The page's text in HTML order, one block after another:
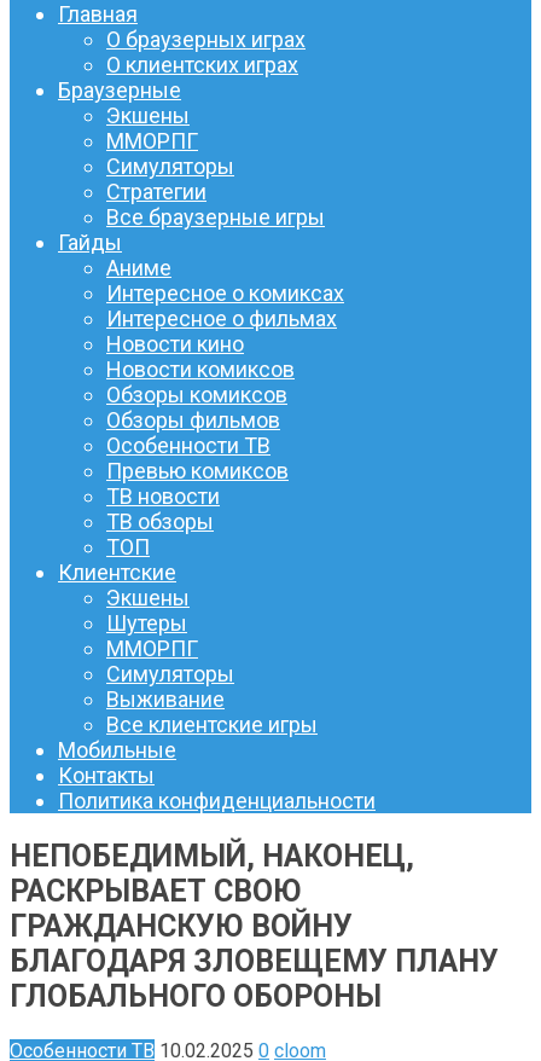
Главная
О браузерных играх
О клиентских играх
Браузерные
Экшены
ММОРПГ
Симуляторы
Стратегии
Все браузерные игры
Гайды
Аниме
Интересное о комиксах
Интересное о фильмах
Новости кино
Новости комиксов
Обзоры комиксов
Обзоры фильмов
Особенности ТВ
Превью комиксов
ТВ новости
ТВ обзоры
ТОП
Клиентские
Экшены
Шутеры
ММОРПГ
Симуляторы
Выживание
Все клиентские игры
Мобильные
Контакты
Политика конфиденциальности
НЕПОБЕДИМЫЙ, НАКОНЕЦ,
РАСКРЫВАЕТ СВОЮ
ГРАЖДАНСКУЮ ВОЙНУ
БЛАГОДАРЯ ЗЛОВЕЩЕМУ ПЛАНУ
ГЛОБАЛЬНОГО ОБОРОНЫ
Особенности ТВ 10.02.2025 0 cloom